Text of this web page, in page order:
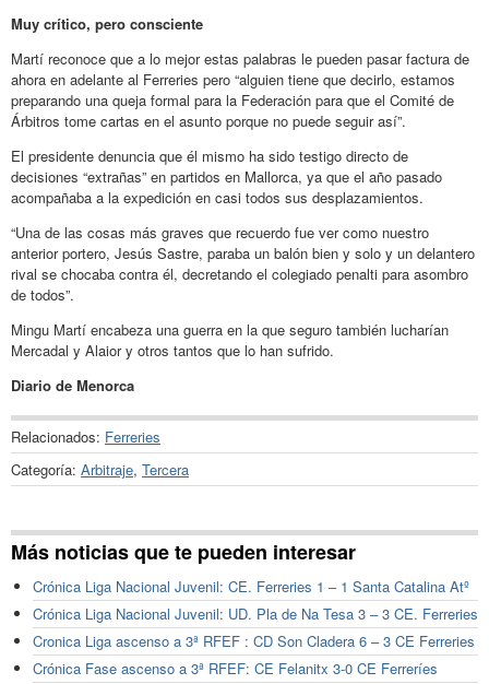
Muy crítico, pero consciente
Martí reconoce que a lo mejor estas palabras le pueden pasar factura de
ahora en adelante al Ferreries pero “alguien tiene que decirlo, estamos
preparando una queja formal para la Federación para que el Comité de
Árbitros tome cartas en el asunto porque no puede seguir así”.
El presidente denuncia que él mismo ha sido testigo directo de
decisiones “extrañas” en partidos en Mallorca, ya que el año pasado
acompañaba a la expedición en casi todos sus desplazamientos.
“Una de las cosas más graves que recuerdo fue ver como nuestro
anterior portero, Jesús Sastre, paraba un balón bien y solo y un delantero
rival se chocaba contra él, decretando el colegiado penalti para asombro
de todos”.
Mingu Martí encabeza una guerra en la que seguro también lucharían
Mercadal y Alaior y otros tantos que lo han sufrido.
Diario de Menorca
Relacionados: Ferreries
Categoría: Arbitraje, Tercera
Más noticias que te pueden interesar
Crónica Liga Nacional Juvenil: CE. Ferreries 1 – 1 Santa Catalina Atº
Crónica Liga Nacional Juvenil: UD. Pla de Na Tesa 3 – 3 CE. Ferreries
Cronica Liga ascenso a 3ª RFEF : CD Son Cladera 6 – 3 CE Ferreries
Crónica Fase ascenso a 3ª RFEF: CE Felanitx 3-0 CE Ferreríes